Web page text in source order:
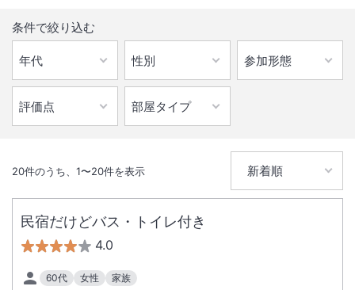
家庭的な雰囲気で、別注の郷土料理も好評。砂楽２７０ｍ、、観光・ビ
ジネスに．全室Wi‐Fi・LAN無料。全室バス・シャワートイレ付，掛流
チェックイン
15:30/ OUT チェック
09:30
駐車場あり
条件で絞り込む
20件のうち、 1〜20件を表示
民宿だけどバス・トイレ付き
4.0
60代 女性
家族